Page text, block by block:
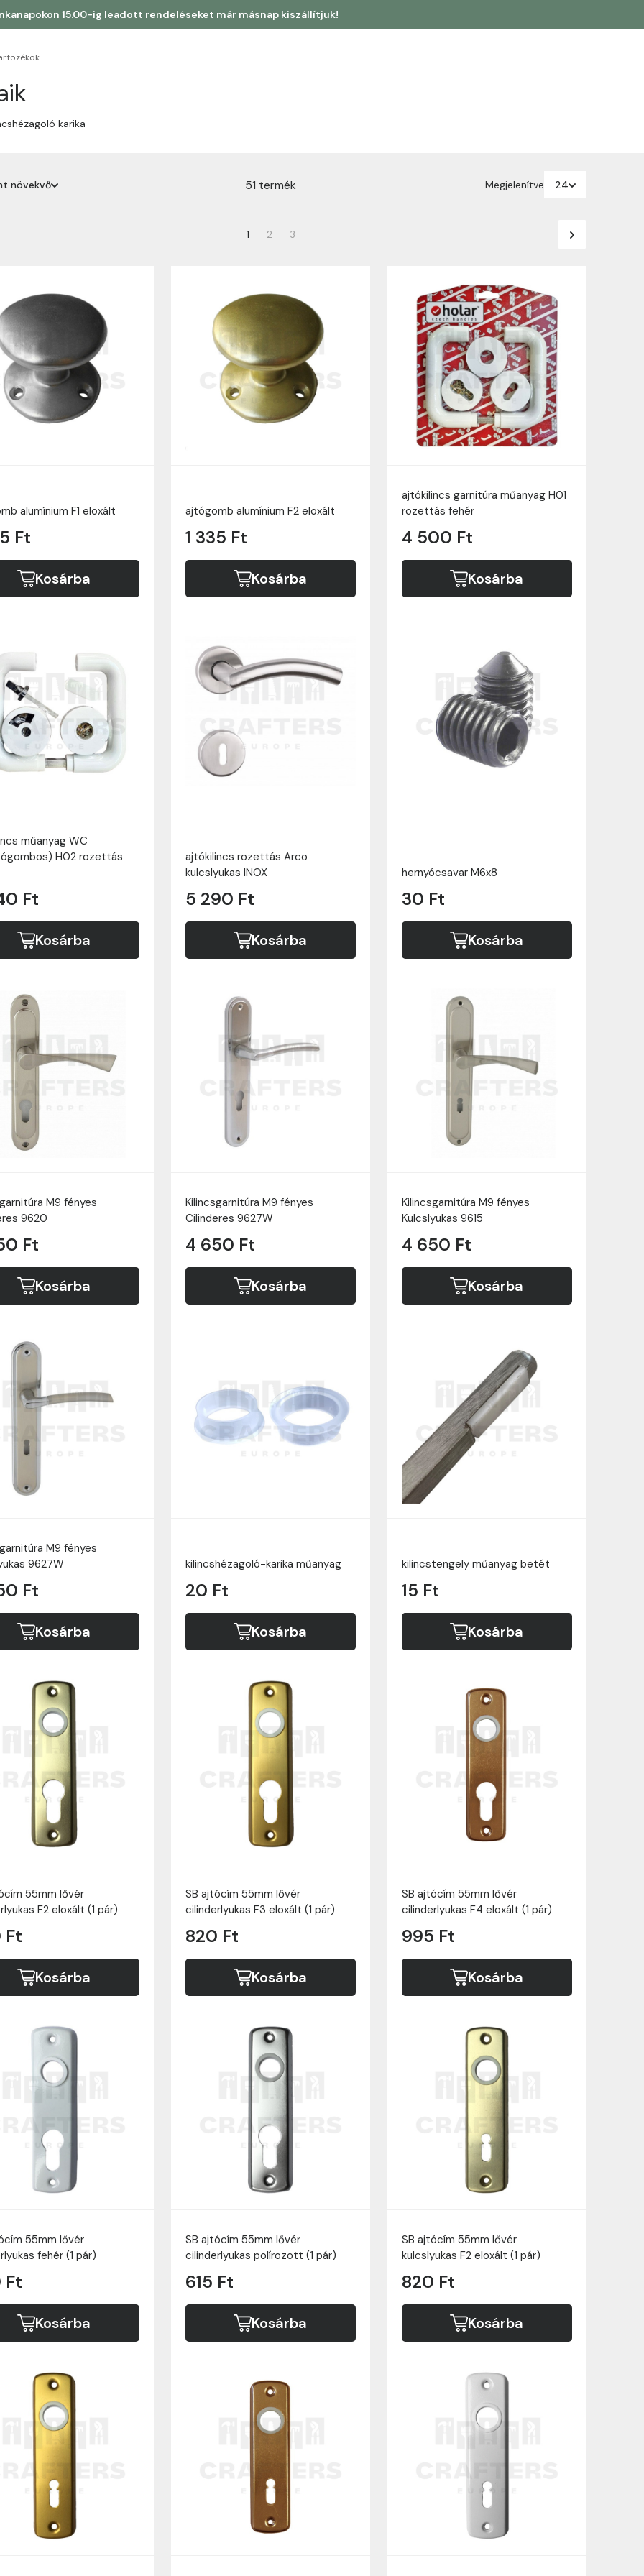
15.00-ig leadott rendeléseket már másnap kiszállítjuk!
karika
növekvő
csökkenő
csökkenő
51 termék Megjelenítve
24
1 2 3
alumínium F1 eloxált
Ft
Kosárba
ajtógomb alumínium F2 eloxált
1 335 Ft
Kosárba
ajtókilincs garnitúra műanyag H01
rozettás fehér
4 500 Ft
Kosárba
műanyag WC
H02 rozettás
Ft
Kosárba
ajtókilincs rozettás Arco
kulcslyukas INOX
5 290 Ft
Kosárba
hernyócsavar M6x8
30 Ft
Kosárba
M9 fényes
9620
Ft
Kosárba
Kilincsgarnitúra M9 fényes
Cilinderes 9627W
4 650 Ft
Kosárba
Kilincsgarnitúra M9 fényes
Kulcslyukas 9615
4 650 Ft
Kosárba
M9 fényes
9627W
Ft
Kosárba
kilincshézagoló-karika műanyag
20 Ft
Kosárba
kilincstengely műanyag betét
15 Ft
Kosárba
55mm lővér
F2 eloxált (1 pár)
Ft
Kosárba
SB ajtócím 55mm lővér
cilinderlyukas F3 eloxált (1 pár)
820 Ft
Kosárba
SB ajtócím 55mm lővér
cilinderlyukas F4 eloxált (1 pár)
995 Ft
Kosárba
55mm lővér
fehér (1 pár)
Ft
Kosárba
SB ajtócím 55mm lővér
cilinderlyukas polírozott (1 pár)
615 Ft
Kosárba
SB ajtócím 55mm lővér
kulcslyukas F2 eloxált (1 pár)
820 Ft
Kosárba